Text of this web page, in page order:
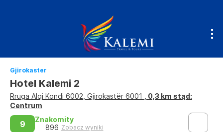
Gjirokaster
Hotel Kalemi 2
Rruga Alqi Kondi 6002, Gjirokastër 6001
, 0,3 km stąd:
Centrum
9
Znakomity
896 Zobacz wyniki